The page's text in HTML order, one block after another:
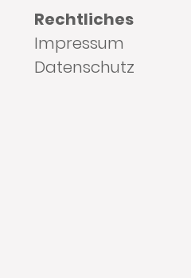
Rechtliches
Impressum
Datenschutz